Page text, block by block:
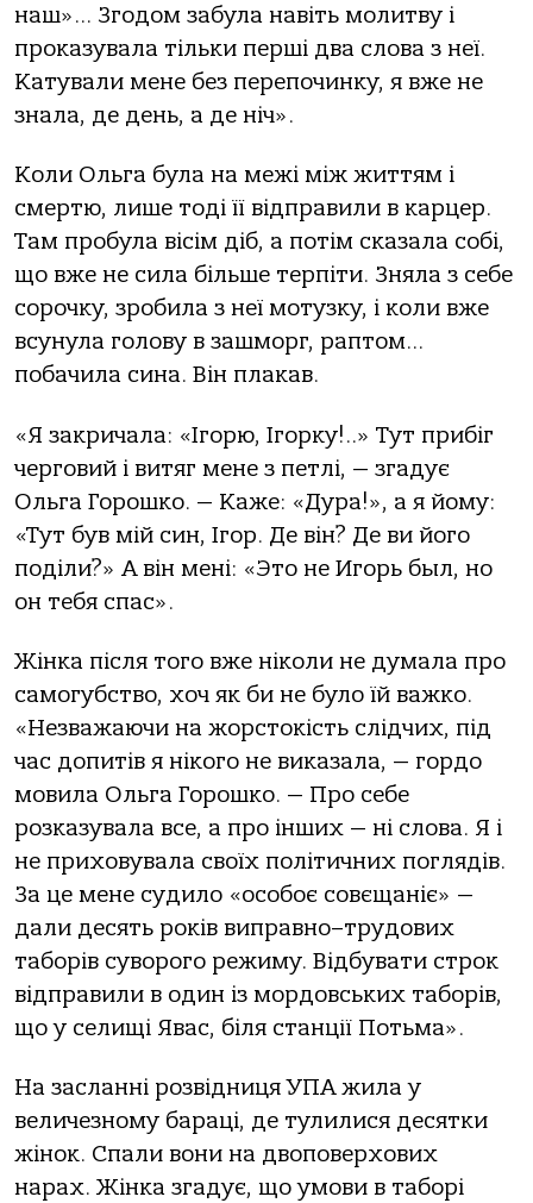
наш»… Згодом забула навіть молитву і
проказувала тільки перші два слова з неї.
Катували мене без перепочинку, я вже не
знала, де день, а де ніч».
Коли Ольга була на межі між життям і
смертю, лише тоді її відправили в карцер.
Там пробула вісім діб, а потім сказала собі,
що вже не сила більше терпіти. Зняла з себе
сорочку, зробила з неї мотузку, і коли вже
всунула голову в зашморг, раптом…
побачила сина. Він плакав.
«Я закричала: «Ігорю, Ігорку!..» Тут прибіг
черговий і витяг мене з петлі, — згадує
Ольга Горошко. — Каже: «Дура!», а я йому:
«Тут був мій син, Ігор. Де він? Де ви його
поділи?» А він мені: «Это не Игорь был, но
он тебя спас».
Жінка після того вже ніколи не думала про
самогубство, хоч як би не було їй важко.
«Незважаючи на жорстокість слідчих, під
час допитів я нікого не виказала, — гордо
мовила Ольга Горошко. — Про себе
розказувала все, а про інших — ні слова. Я і
не приховувала своїх політичних поглядів.
За це мене судило «особоє совєщаніє» —
дали десять років виправно–трудових
таборів суворого режиму. Відбувати строк
відправили в один із мордовських таборів,
що у селищі Явас, біля станції Потьма».
На засланні розвідниця УПА жила у
величезному бараці, де тулилися десятки
жінок. Спали вони на двоповерхових
нарах. Жінка згадує, що умови в таборі